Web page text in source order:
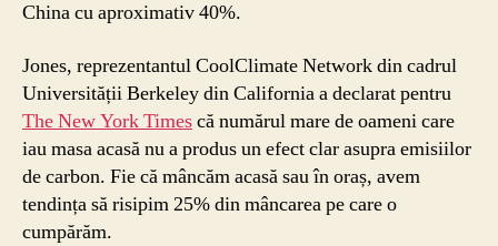
China cu aproximativ 40%.
Jones, reprezentantul CoolClimate Network din cadrul
Universității Berkeley din California a declarat pentru
The New York Timescă numărul mare de oameni care
iau masa acasă nu a produs un efect clar asupra emisiilor
de carbon. Fie că mâncăm acasă sau în oraș, avem
tendința să risipim 25% din mâncarea pe care o
cumpărăm.